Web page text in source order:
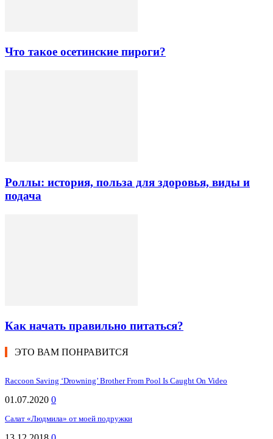
Что такое осетинские пироги?
Роллы: история, польза для здоровья, виды и
подача
Как начать правильно питаться?
ЭТО ВАМ ПОНРАВИТСЯ
Raccoon Saving ‘Drowning’ Brother From Pool Is Caught On Video
01.07.2020 0
Салат «Людмила» от моей подружки